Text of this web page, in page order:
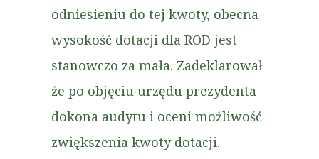
odniesieniu do tej kwoty, obecna
wysokość dotacji dla ROD jest
stanowczo za mała. Zadeklarował
że po objęciu urzędu prezydenta
dokona audytu i oceni możliwość
zwiększenia kwoty dotacji.